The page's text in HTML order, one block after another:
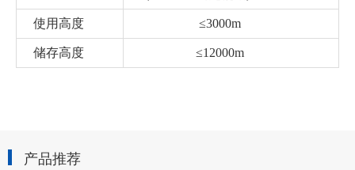
使用高度 ≤3000m
储存高度 ≤12000m
产品推荐